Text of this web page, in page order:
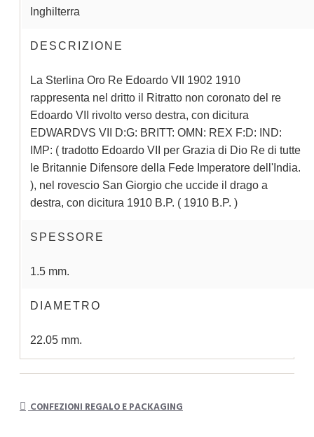
Inghilterra
DESCRIZIONE
La Sterlina Oro Re Edoardo VII 1902 1910
rappresenta nel dritto il Ritratto non coronato del re
Edoardo VII rivolto verso destra, con dicitura
EDWARDVS VII D:G: BRITT: OMN: REX F:D: IND:
IMP: ( tradotto Edoardo VII per Grazia di Dio Re di tutte
le Britannie Difensore della Fede Imperatore dell'India.
), nel rovescio San Giorgio che uccide il drago a
destra, con dicitura 1910 B.P. ( 1910 B.P. )
SPESSORE
1.5 mm.
DIAMETRO
22.05 mm.
CONFEZIONI REGALO E PACKAGING